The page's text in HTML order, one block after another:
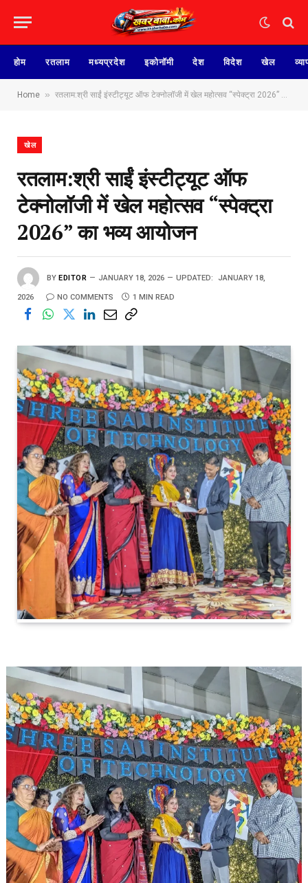
होम रतलाम मध्यप्रदेश इकोनॉमी देश विदेश खेल
Home » रतलाम:श्री साईं इंस्टीट्यूट ऑफ टेक्नोलॉजी में खेल महोत्सव “स्पेक्ट्रा 2026” का भव्य आयोजन
खेल
रतलाम:श्री साईं इंस्टीट्यूट ऑफ
टेक्नोलॉजी में खेल महोत्सव “स्पेक्ट्रा
2026” का भव्य आयोजन
BY EDITOR JANUARY 18, 2026 UPDATED: JANUARY 18,
2026 NO COMMENTS 1 MIN READ